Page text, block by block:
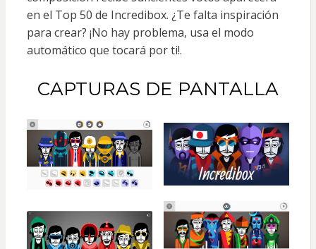
en el Top 50 de Incredibox. ¿Te falta inspiración
para crear? ¡No hay problema, usa el modo
automático que tocará por ti!.
CAPTURAS DE PANTALLA